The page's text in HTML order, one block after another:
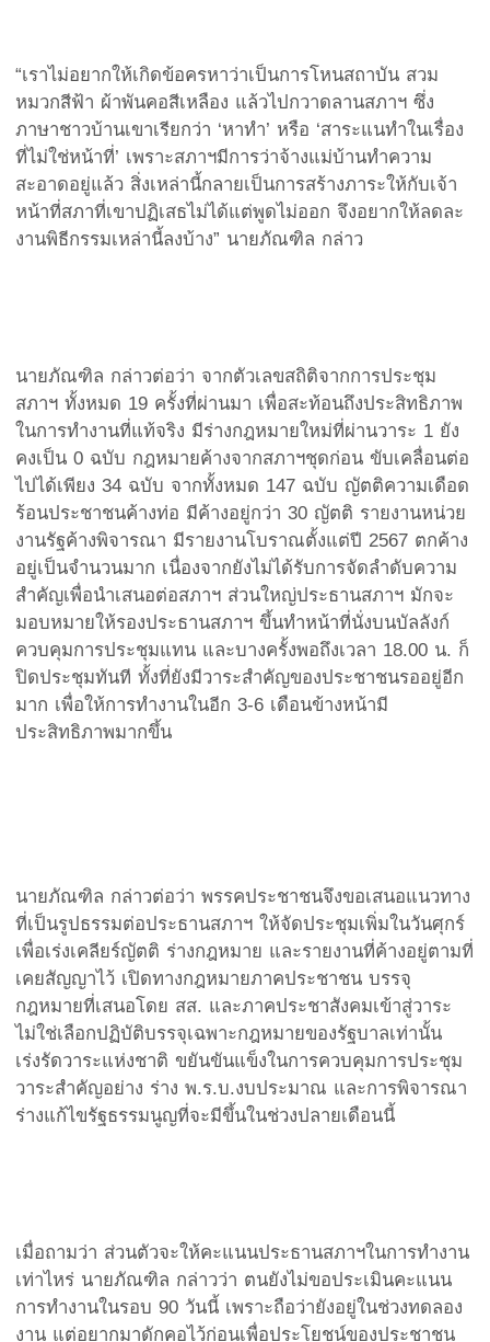
“เราไม่อยากให้เกิดข้อครหาว่าเป็นการโหนสถาบัน สวม
หมวกสีฟ้า ผ้าพันคอสีเหลือง แล้วไปกวาดลานสภาฯ ซึ่ง
ภาษาชาวบ้านเขาเรียกว่า ‘หาทำ’ หรือ ‘สาระแนทำในเรื่อง
ที่ไม่ใช่หน้าที่’ เพราะสภาฯมีการว่าจ้างแม่บ้านทำความ
สะอาดอยู่แล้ว สิ่งเหล่านี้กลายเป็นการสร้างภาระให้กับเจ้า
หน้าที่สภาที่เขาปฏิเสธไม่ได้แต่พูดไม่ออก จึงอยากให้ลดละ
งานพิธีกรรมเหล่านี้ลงบ้าง” นายภัณฑิล กล่าว
นายภัณฑิล กล่าวต่อว่า จากตัวเลขสถิติจากการประชุม
สภาฯ ทั้งหมด 19 ครั้งที่ผ่านมา เพื่อสะท้อนถึงประสิทธิภาพ
ในการทำงานที่แท้จริง มีร่างกฎหมายใหม่ที่ผ่านวาระ 1 ยัง
คงเป็น 0 ฉบับ กฎหมายค้างจากสภาฯชุดก่อน ขับเคลื่อนต่อ
ไปได้เพียง 34 ฉบับ จากทั้งหมด 147 ฉบับ ญัตติความเดือด
ร้อนประชาชนค้างท่อ มีค้างอยู่กว่า 30 ญัตติ รายงานหน่วย
งานรัฐค้างพิจารณา มีรายงานโบราณตั้งแต่ปี 2567 ตกค้าง
อยู่เป็นจำนวนมาก เนื่องจากยังไม่ได้รับการจัดลำดับความ
สำคัญเพื่อนำเสนอต่อสภาฯ ส่วนใหญ่ประธานสภาฯ มักจะ
มอบหมายให้รองประธานสภาฯ ขึ้นทำหน้าที่นั่งบนบัลลังก์
ควบคุมการประชุมแทน และบางครั้งพอถึงเวลา 18.00 น. ก็
ปิดประชุมทันที ทั้งที่ยังมีวาระสำคัญของประชาชนรออยู่อีก
มาก เพื่อให้การทำงานในอีก 3-6 เดือนข้างหน้ามี
ประสิทธิภาพมากขึ้น
นายภัณฑิล กล่าวต่อว่า พรรคประชาชนจึงขอเสนอแนวทาง
ที่เป็นรูปธรรมต่อประธานสภาฯ ให้จัดประชุมเพิ่มในวันศุกร์
เพื่อเร่งเคลียร์ญัตติ ร่างกฎหมาย และรายงานที่ค้างอยู่ตามที่
เคยสัญญาไว้ เปิดทางกฎหมายภาคประชาชน บรรจุ
กฎหมายที่เสนอโดย สส. และภาคประชาสังคมเข้าสู่วาระ
ไม่ใช่เลือกปฏิบัติบรรจุเฉพาะกฎหมายของรัฐบาลเท่านั้น
เร่งรัดวาระแห่งชาติ ขยันขันแข็งในการควบคุมการประชุม
วาระสำคัญอย่าง ร่าง พ.ร.บ.งบประมาณ และการพิจารณา
ร่างแก้ไขรัฐธรรมนูญที่จะมีขึ้นในช่วงปลายเดือนนี้
เมื่อถามว่า ส่วนตัวจะให้คะแนนประธานสภาฯในการทำงาน
เท่าไหร่ นายภัณฑิล กล่าวว่า ตนยังไม่ขอประเมินคะแนน
การทำงานในรอบ 90 วันนี้ เพราะถือว่ายังอยู่ในช่วงทดลอง
งาน แต่อยากมาดักคอไว้ก่อนเพื่อประโยชน์ของประชาชน